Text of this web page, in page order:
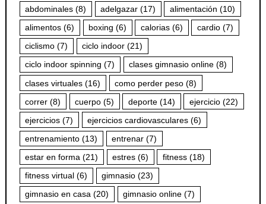
abdominales (8) adelgazar (17) alimentación (10)
alimentos (6) boxing (6) calorias (6) cardio (7)
ciclismo (7) ciclo indoor (21)
ciclo indoor spinning (7) clases gimnasio online (8)
clases virtuales (16) como perder peso (8)
correr (8) cuerpo (5) deporte (14) ejercicio (22)
ejercicios (7) ejercicios cardiovasculares (6)
entrenamiento (13) entrenar (7)
estar en forma (21) estres (6) fitness (18)
fitness virtual (6) gimnasio (23)
gimnasio en casa (20) gimnasio online (7)